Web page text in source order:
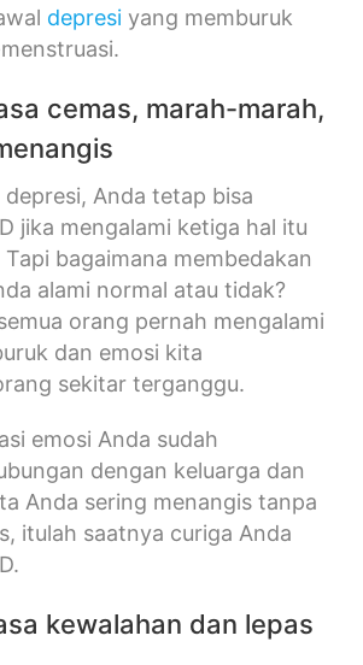
depresi yang memburuk
cemas, marah-marah,
Anda tetap bisa
jika mengalami ketiga hal itu
bagaimana membedakan
alami normal atau tidak?
orang pernah mengalami
dan emosi kita
sekitar terganggu.
emosi Anda sudah
dengan keluarga dan
Anda sering menangis tanpa
itulah saatnya curiga Anda
kewalahan dan lepas